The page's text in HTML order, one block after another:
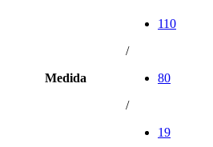
Medida
110
/
80
/
19